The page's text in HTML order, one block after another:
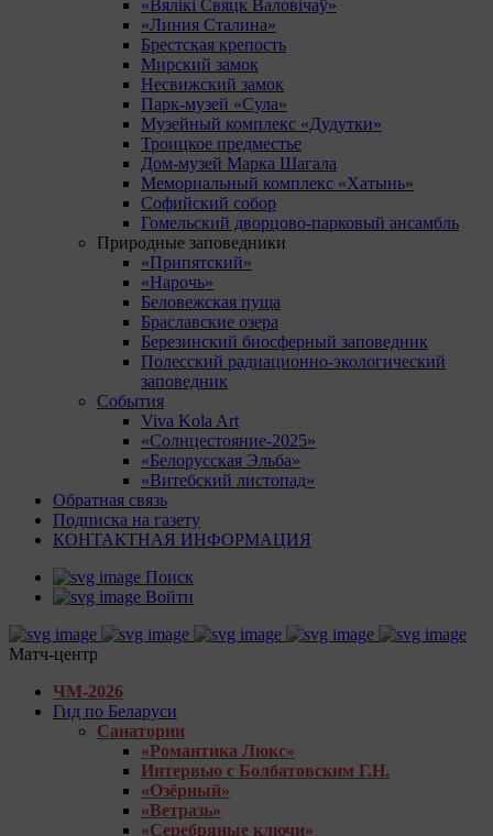
«Вялікі Свяцк Валовічаў»
«Линия Сталина»
Брестская крепость
Мирский замок
Несвижский замок
Парк-музей «Сула»
Музейный комплекс «Дудутки»
Троицкое предместье
Дом-музей Марка Шагала
Мемориальный комплекс «Хатынь»
Софийский собор
Гомельский дворцово-парковый ансамбль
Природные заповедники
«Припятский»
«Нарочь»
Беловежская пуща
Браславские озера
Березинский биосферный заповедник
Полесский радиационно-экологический
заповедник
События
Viva Kola Art
«Солнцестояние-2025»
«Белорусская Эльба»
«Витебский листопад»
Обратная связь
Подписка на газету
КОНТАКТНАЯ ИНФОРМАЦИЯ
Поиск
Войти
Матч-центр
ЧМ-2026
Гид по Беларуси
Санатории
«Романтика Люкс»
Интервью с Болбатовским Г.Н.
«Озёрный»
«Ветразь»
«Серебряные ключи»